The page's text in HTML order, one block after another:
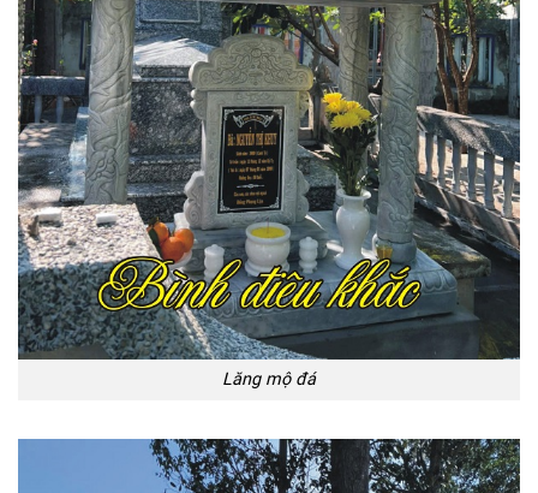
Lăng mộ đá